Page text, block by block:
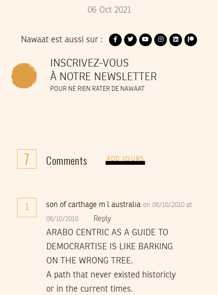
06 Oct 2021
Nawaat est aussi sur :
INSCRIVEZ-VOUS
À NOTRE NEWSLETTER
POUR NE RIEN RATER DE NAWAAT
7 Comments ADD YOURS
son of carthage m l australia on 06/10/2010 at
06/10/2010 Reply
ARABO CENTRIC AS A GUIDE TO
DEMOCRARTISE IS LIKE BARKING
ON THE WRONG TREE.
A path that never existed historicly
or in the current times.